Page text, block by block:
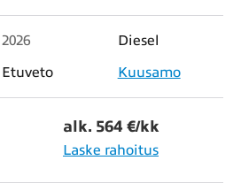
2026
Diesel
Etuveto Kuusamo
alk. 564 €/kk
Laske rahoitus